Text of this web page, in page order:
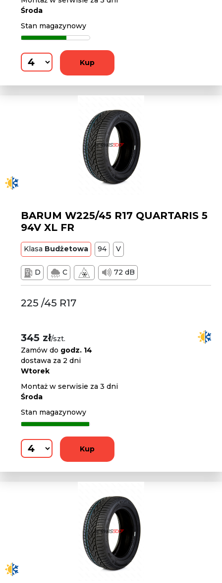
Środa
Stan magazynowy
Kup
BARUM W225/45 R17 QUARTARIS 5
94V XL FR
Klasa Budżetowa 94 V
D C 72 dB
225 /45 R17
345 zł/szt.
Zamów do godz. 14
dostawa za 2 dni
Wtorek
Montaż w serwisie za 3 dni
Środa
Stan magazynowy
Kup